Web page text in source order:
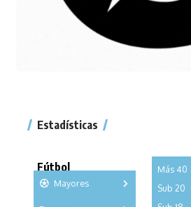
Estadísticas
Fútbol
Mayores
Más 40
Sub 20